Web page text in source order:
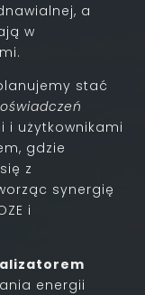
a
w
stać
i użytkownikami
gdzie
z
synergię
i
energii